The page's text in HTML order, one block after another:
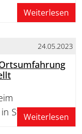
Weiterlesen
24.05.2023
Steinheim
Weiterlesen